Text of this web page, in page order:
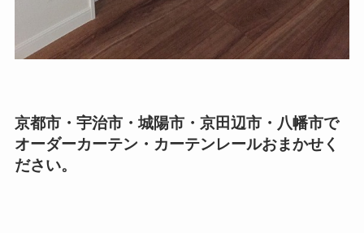
京都市・宇治市・城陽市・京田辺市・八幡市で
オーダーカーテン・カーテンレールおまかせく
ださい。